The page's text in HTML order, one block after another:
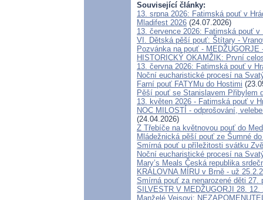
Související články:
13. srpna 2026: Fatimská pouť v
Mladifest 2026 (24.07.2026)
13. července 2026: Fatimská pouť v
VI. Dětská pěší pouť: Štítary -
Pozvánka na pouť -
HISTORICKÝ OKAMŽIK: První
13. června 2026: Fatimská pouť v
Noční eucharistické procesí na
Farní pouť FATYMu do Hostimi
Pěší pouť se Stanislavem Přibylem
13. květen 2026 - Fatimská pouť v
NOC MILOSTÍ - odprošování,
(24.04.2026)
Z Třebíče na květnovou pouť do
Mládežnická pěší pouť ze Šumné
Smírná pouť u příležitosti svátku
Noční eucharistické procesí na
Mary’s Meals Česká republika
KRÁLOVNA MÍRU v Brně - už
Smírná pouť za nenarozené děti
SILVESTR V MEDŽUGORJI 28.
Manželé Veisovi: